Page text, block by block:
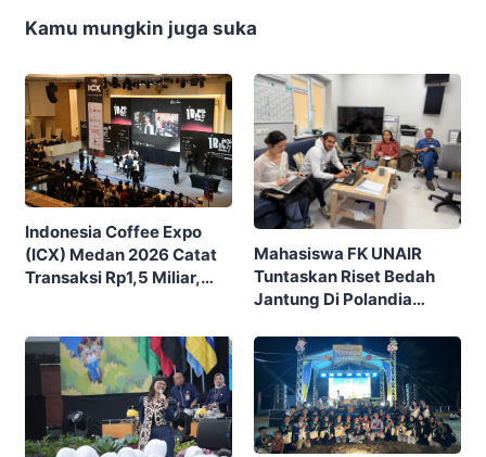
Kamu mungkin juga suka
Indonesia Coffee Expo
(ICX) Medan 2026 Catat
Transaksi Rp1,5 Miliar,
Mahasiswa FK UNAIR
Tuntaskan Riset Bedah
Jantung Di Polandia
SCORE